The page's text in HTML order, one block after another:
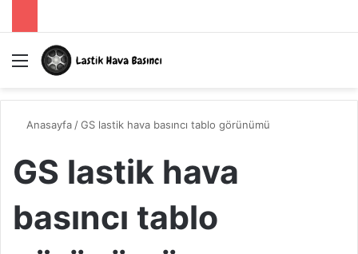
Menü
Anasayfa /GS lastik hava basıncı tablo görünümü
GS lastik hava
basıncı tablo